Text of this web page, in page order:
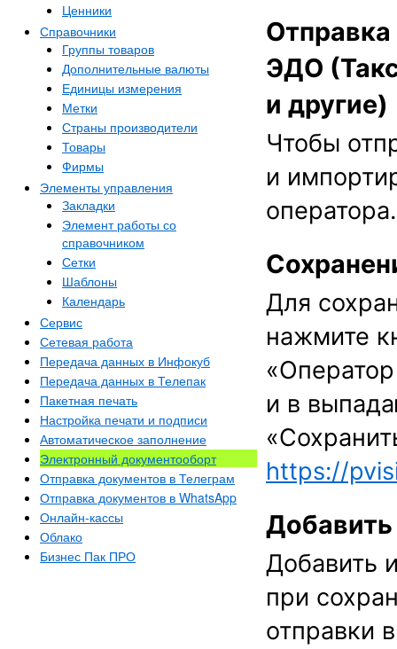
Ценники
Справочники
Группы товаров
Дополнительные валюты
Единицы измерения
Метки
Страны производители
Товары
Фирмы
Элементы управления
Закладки
Элемент работы со
справочником
Сетки
Шаблоны
Календарь
Сервис
Сетевая работа
Передача данных в Инфокуб
Передача данных в Телепак
Пакетная печать
Настройка печати и подписи
Автоматическое заполнение
Электронный документооборт
Отправка документов в Телеграм
Отправка документов в WhatsApp
Онлайн-кассы
Облако
Бизнес Пак ПРО
Отправка
ЭДО
и другие)
Чтобы
и
оператора.
Для
нажмите
и в
https://
Добавить
при
отправки